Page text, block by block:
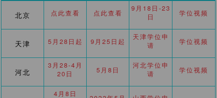
北京 点此查看 点此查看
9月18日-23
日
学位视频
天津 5月28日起 9月25日起
天津学位申
请
学位视频
河北
3月28-4月
20日
5月8日
河北学位申
请
学位视频
4月8日